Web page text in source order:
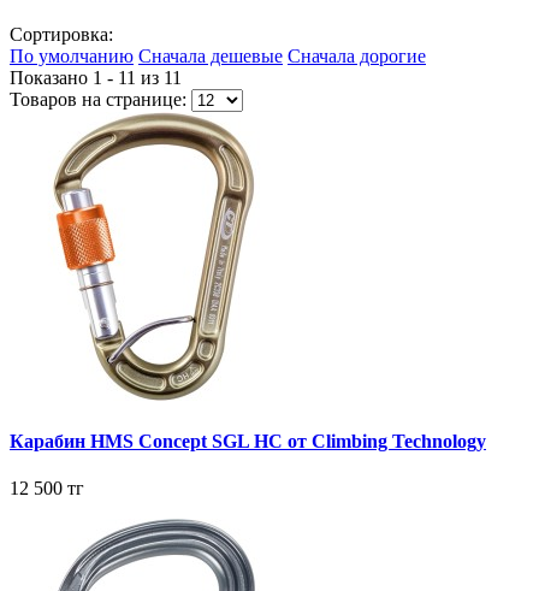
Сортировка:
По умолчанию Сначала дешевые Сначала дорогие
Показано 1 - 11 из 11
Товаров на странице:
Карабин HMS Concept SGL HC от Climbing Technology
12 500 тг